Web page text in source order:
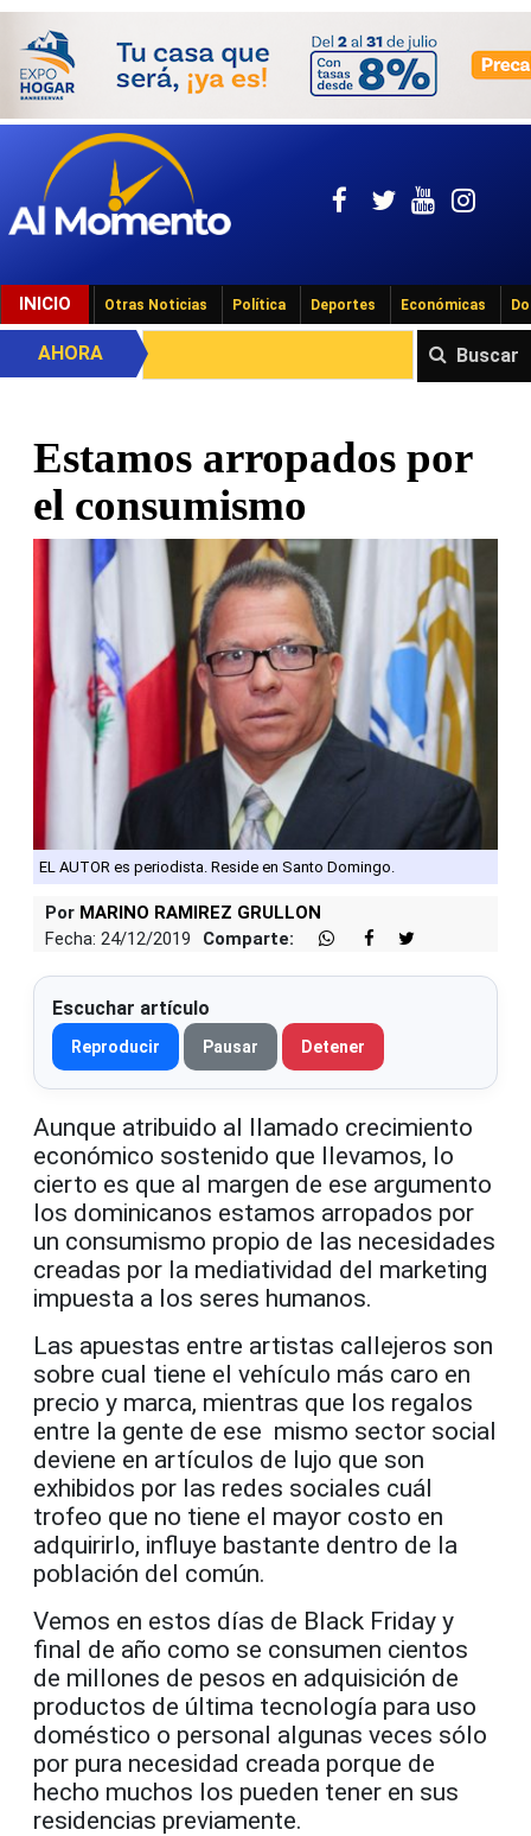
INICIO Otras Noticias Política Deportes Económicas
Buscar
AHORA
Estamos arropados por
el consumismo
EL AUTOR es periodista. Reside en Santo Domingo.
Por MARINO RAMIREZ GRULLON
Fecha: 24/12/2019
Comparte:
Escuchar artículo
Reproducir Pausar Detener
Aunque atribuido al llamado crecimiento
económico sostenido que llevamos, lo
cierto es que al margen de ese argumento
los dominicanos estamos arropados por
un consumismo propio de las necesidades
creadas por la mediatividad del marketing
impuesta a los seres humanos.
Las apuestas entre artistas callejeros son
sobre cual tiene el vehículo más caro en
precio y marca, mientras que los regalos
entre la gente de ese mismo sector social
deviene en artículos de lujo que son
exhibidos por las redes sociales cuál
trofeo que no tiene el mayor costo en
adquirirlo, influye bastante dentro de la
población del común.
Vemos en estos días de Black Friday y
final de año como se consumen cientos
de millones de pesos en adquisición de
productos de última tecnología para uso
doméstico o personal algunas veces sólo
por pura necesidad creada porque de
hecho muchos los pueden tener en sus
residencias previamente.